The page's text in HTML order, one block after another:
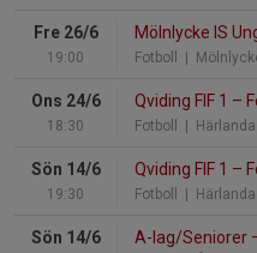
Fre 26/6
19:00
Mölnlycke IS
Fotboll |
Ons 24/6
18:30
Qviding FIF 1 –
Fotboll | Härlanda
Sön 14/6
19:30
Qviding FIF 1 –
Fotboll | Härlanda
Sön 14/6 A-lag/Seniorer